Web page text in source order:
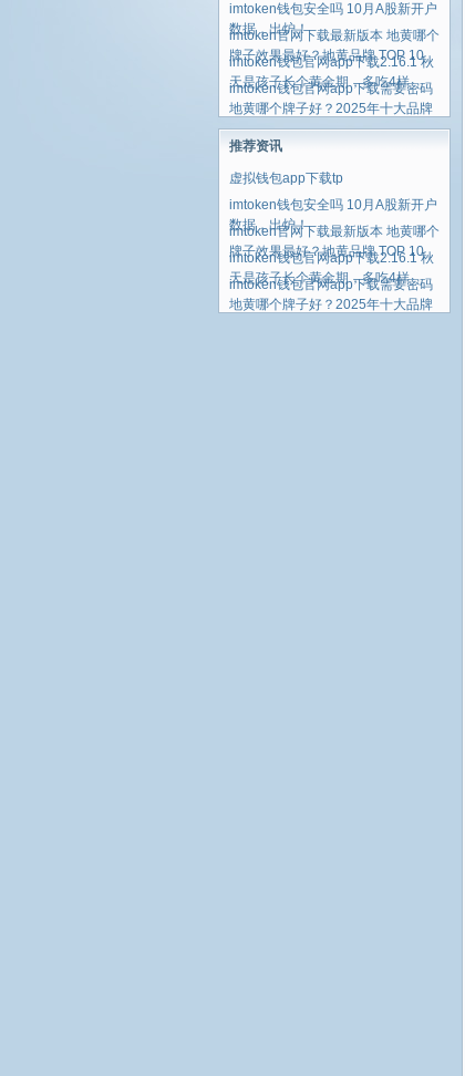
imtoken钱包安全吗 10月A股新开户
数据，出炉！
imtoken官网下载最新版本 地黄哪个
牌子效果最好？地黄品牌 TOP 10
imtoken钱包官网app下载2.16.1 秋
天是孩子长个黄金期，多吃4样
imtoken钱包官网app下载需要密码
地黄哪个牌子好？2025年十大品牌
推荐资讯
虚拟钱包app下载tp
imtoken钱包安全吗 10月A股新开户
数据，出炉！
imtoken官网下载最新版本 地黄哪个
牌子效果最好？地黄品牌 TOP 10
imtoken钱包官网app下载2.16.1 秋
天是孩子长个黄金期，多吃4样
imtoken钱包官网app下载需要密码
地黄哪个牌子好？2025年十大品牌